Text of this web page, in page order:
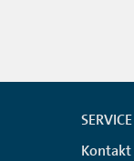
SERVICE
Kontakt